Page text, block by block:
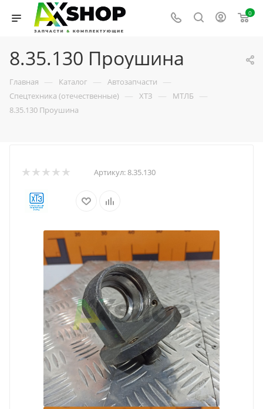
0
8.35.130 Проушина
Главная — Каталог — Автозапчасти —
Спецтехника (отечественные) — ХТЗ — МТЛБ —
8.35.130 Проушина
Артикул:8.35.130